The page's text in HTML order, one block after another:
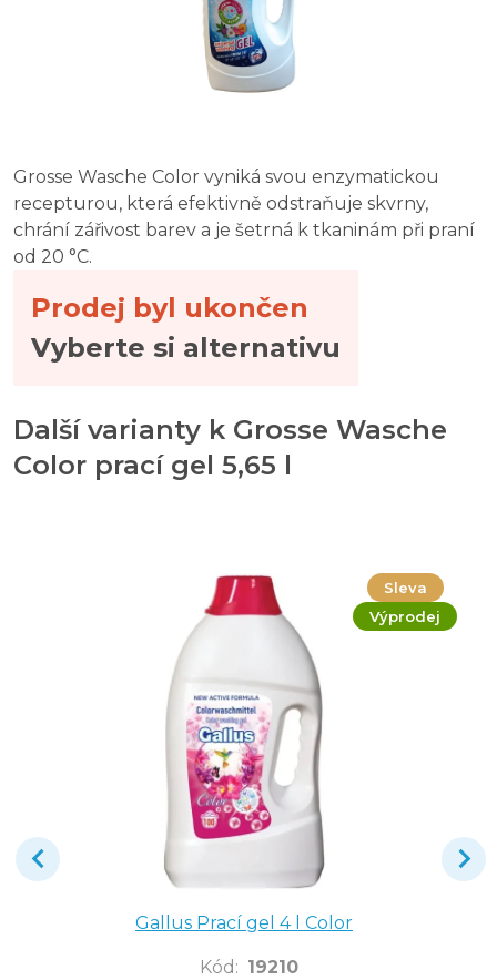
Grosse Wasche Color vyniká svou enzymatickou
recepturou, která efektivně odstraňuje skvrny,
chrání zářivost barev a je šetrná k tkaninám při praní
od 20 °C.
Prodej byl ukončen
Vyberte si alternativu
Další varianty k Grosse Wasche
Color prací gel 5,65 l
Sleva
Výprodej
Gallus Prací gel 4 l Color
Kód : 19210